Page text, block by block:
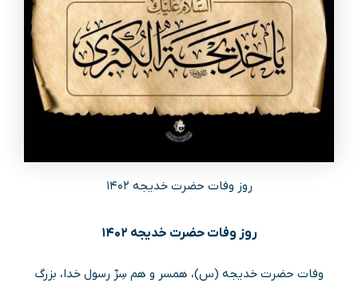
روز وفات حضرت خدیجه ۱۴۰۲
روز وفات حضرت خدیجه ۱۴۰۲
وفات حضرت خدیجه (س)، همسر و هم سِرِّ رسول خدا، بزرگ